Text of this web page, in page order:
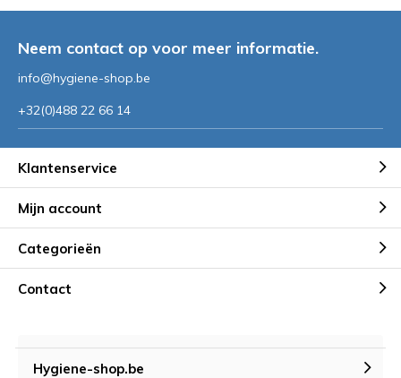
Neem contact op voor meer informatie.
info@hygiene-shop.be
+32(0)488 22 66 14
Klantenservice
Mijn account
Categorieën
Contact
Hygiene-shop.be